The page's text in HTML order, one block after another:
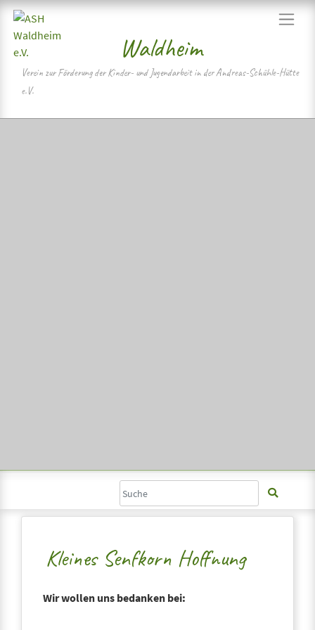
Skip
content>
Waldheim
Verein zur Förderung der Kinder- und Jugendarbeit in der Andreas-Schühle-Hütte
e.V.
Kleines Senfkorn Hoffnung
Wir wollen uns bedanken bei: